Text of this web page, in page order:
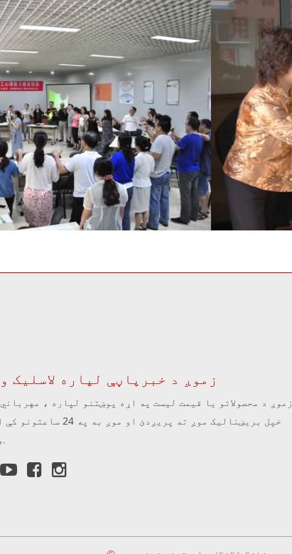
زموږ د خبرپاڼې لپاره لاسلیک
زموږ د محصولاتو یا قیمت لیست په اړه پوښتنو لپاره ،
خپل بریښنالیک موږ ته پریږدئ او موږ به په
ونیسو.
  